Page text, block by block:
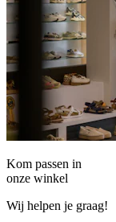
Kom passen in
onze winkel
Wij helpen je graag!